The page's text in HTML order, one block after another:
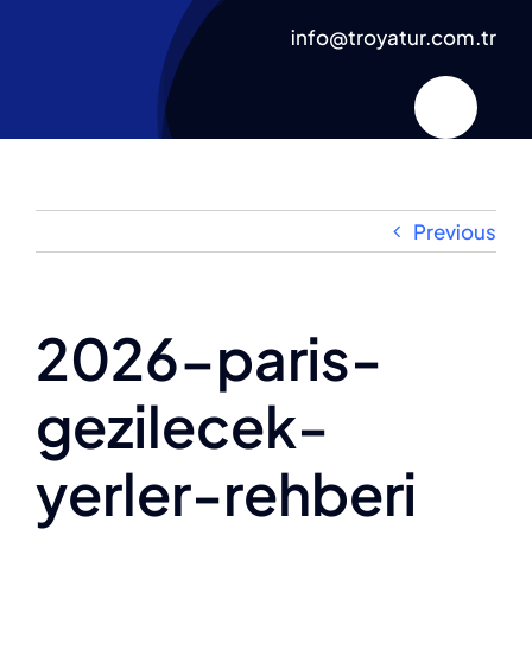
info@troyatur.com.tr
Previous
2026-paris-
gezilecek-
yerler-rehberi